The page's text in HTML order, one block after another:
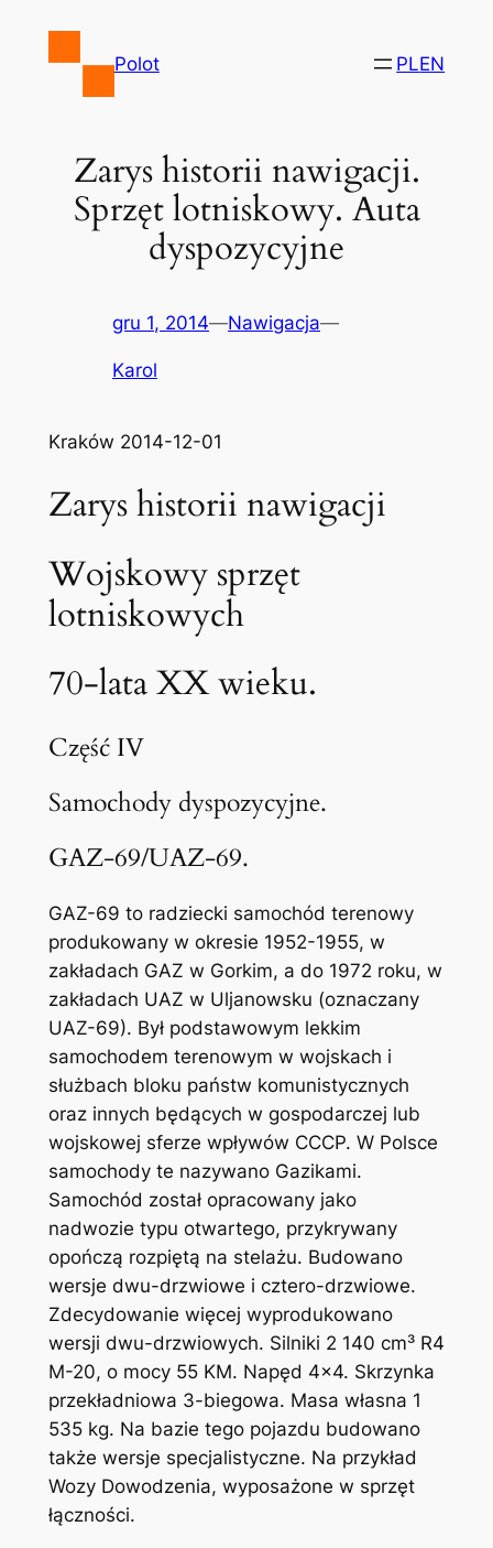
Polot PLEN
Zarys historii nawigacji.
Sprzęt lotniskowy. Auta
dyspozycyjne
gru 1, 2014—Nawigacja—
Karol
Kraków 2014-12-01
Zarys historii nawigacji
Wojskowy sprzęt
lotniskowych
70-lata XX wieku.
Część IV
Samochody dyspozycyjne.
GAZ-69/UAZ-69.
GAZ-69 to radziecki samochód terenowy
produkowany w okresie 1952-1955, w
zakładach GAZ w Gorkim, a do 1972 roku, w
zakładach UAZ w Uljanowsku (oznaczany
UAZ-69). Był podstawowym lekkim
samochodem terenowym w wojskach i
służbach bloku państw komunistycznych
oraz innych będących w gospodarczej lub
wojskowej sferze wpływów CCCP. W Polsce
samochody te nazywano Gazikami.
Samochód został opracowany jako
nadwozie typu otwartego, przykrywany
opończą rozpiętą na stelażu. Budowano
wersje dwu-drzwiowe i cztero-drzwiowe.
Zdecydowanie więcej wyprodukowano
wersji dwu-drzwiowych. Silniki 2 140 cm³ R4
M-20, o mocy 55 KM. Napęd 4×4. Skrzynka
przekładniowa 3-biegowa. Masa własna 1
535 kg. Na bazie tego pojazdu budowano
także wersje specjalistyczne. Na przykład
Wozy Dowodzenia, wyposażone w sprzęt
łączności.